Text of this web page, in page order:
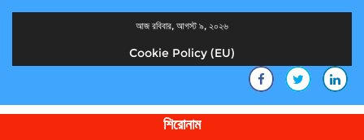
আজ রবিবার, আগস্ট ৯, ২০২৬
Cookie Policy (EU)
শিরোনাম